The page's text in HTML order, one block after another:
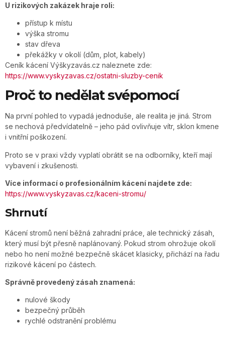
U rizikových zakázek hraje roli:
přístup k místu
výška stromu
stav dřeva
překážky v okolí (dům, plot, kabely)
Ceník kácení Výškyzavás.cz naleznete zde:
https://www.vyskyzavas.cz/ostatni-sluzby-cenik
Proč to nedělat svépomocí
Na první pohled to vypadá jednoduše, ale realita je jiná. Strom
se nechová předvídatelně – jeho pád ovlivňuje vítr, sklon kmene
i vnitřní poškození.
Proto se v praxi vždy vyplatí obrátit se na odborníky, kteří mají
vybavení i zkušenosti.
Více informací o profesionálním kácení najdete zde:
https://www.vyskyzavas.cz/kaceni-stromu/
Shrnutí
Kácení stromů není běžná zahradní práce, ale technický zásah,
který musí být přesně naplánovaný. Pokud strom ohrožuje okolí
nebo ho není možné bezpečně skácet klasicky, přichází na řadu
rizikové kácení po částech.
Správně provedený zásah znamená:
nulové škody
bezpečný průběh
rychlé odstranění problému